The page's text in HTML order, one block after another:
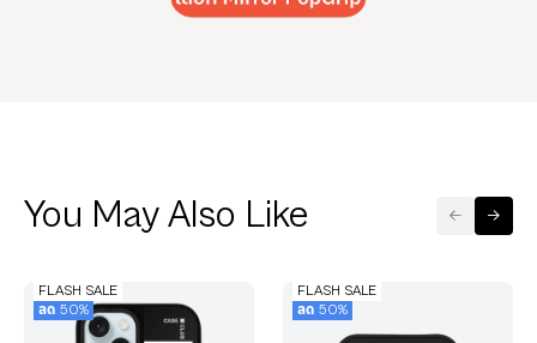
You May Also Like
FLASH SALE
ลด 50%
FLASH SALE
ลด 50%